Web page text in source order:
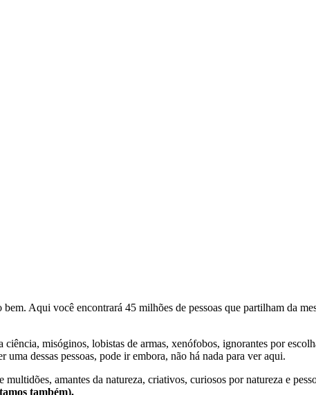
Aqui você encontrará 45 milhões de pessoas que partilham da
misóginos, lobistas de armas, xenófobos, ignorantes por
dessas pessoas, pode ir embora, não há nada para ver aqui.
amantes da natureza, criativos, curiosos por natureza e
também).